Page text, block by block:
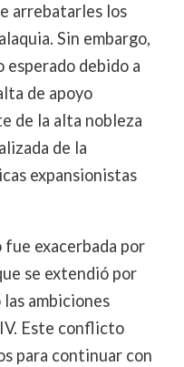
arrebatarles los
Sin embargo,
esperado debido a
de apoyo
de la alta nobleza
de la
expansionistas
exacerbada por
se extendió por
ambiciones
Este conflicto
para continuar con